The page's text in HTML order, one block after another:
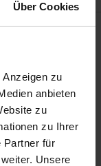
Über Cookies
zu
anbieten
zu
zu Ihrer
Partner für
Unsere